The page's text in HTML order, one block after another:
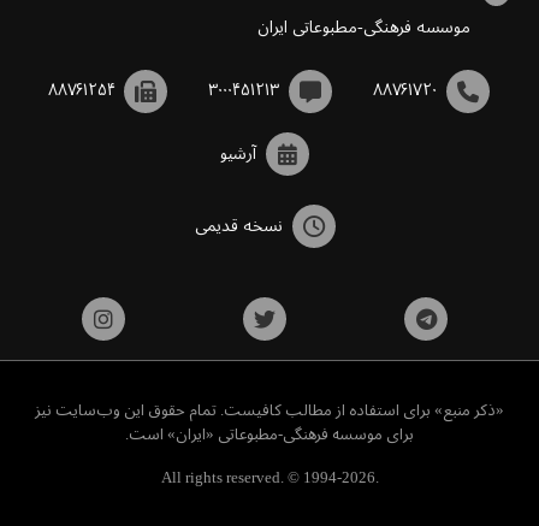
موسسه فرهنگی-مطبوعاتی ایران
۸۸۷۶۱۷۲۰ ۳۰۰۰۴۵۱۲۱۳ ۸۸۷۶۱۲۵۴
آرشیو
نسخه قدیمی
«ذکر منبع» برای استفاده از مطالب کافیست. تمام حقوق این وب‌سایت نیز
برای موسسه فرهنگی-مطبوعاتی «ایران» است.
All rights reserved. © 1994-2026.